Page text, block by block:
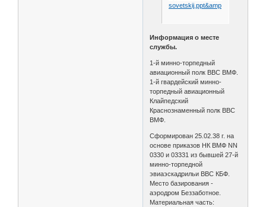
sovetskij.ppt&amp;nosw=1
Информация о месте
службы.
1-й минно-торпедный
авиационный полк ВВС ВМФ.
1-й гвардейский минно-
торпедный авиационный
Клайпедский
Краснознаменный полк ВВС
ВМФ.
Сформирован 25.02.38 г. на
основе приказов НК ВМФ NN
0330 и 03331 из бывшей 27-й
минно-торпедной
эвиаэскадрильи ВВС КБФ.
Место базирования -
аэродром Беззаботное.
Материальная часть: